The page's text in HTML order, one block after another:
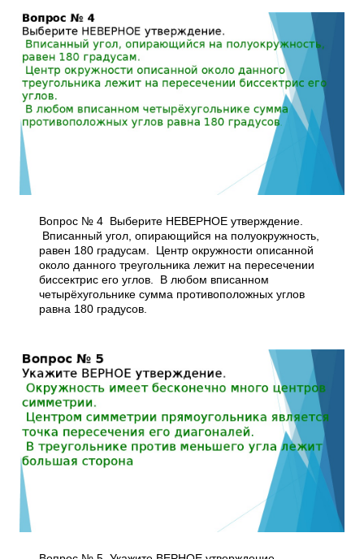
Вопрос № 4 Выберите НЕВЕРНОЕ утверждение.
Вписанный угол, опирающийся на полуокружность,
равен 180 градусам. Центр окружности описанной
около данного треугольника лежит на пересечении
биссектрис его углов. В любом вписанном
четырёхугольнике сумма противоположных углов
равна 180 градусов.